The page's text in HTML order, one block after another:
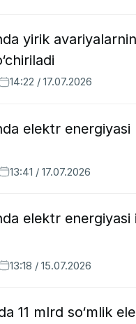
yirik
14:22 / 17.07.2026
elektr
13:41 / 17.07.2026
elektr
13:18 / 15.07.2026
11 mlrd so‘mlik